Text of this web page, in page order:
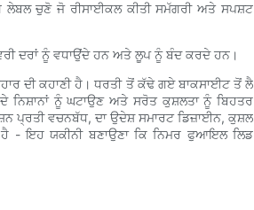
ਚੁਣੋ ਜੋ ਰੀਸਾਈਕਲ ਕੀਤੀ ਸਮੱਗਰੀ ਅਤੇ ਸਪਸ਼ਟ
ਦਰਾਂ ਨੂੰ ਵਧਾਉਂਦੇ ਹਨ ਅਤੇ ਲੂਪ ਨੂੰ ਬੰਦ ਕਰਦੇ ਹਨ।
ਦੀ ਕਹਾਣੀ ਹੈ। ਧਰਤੀ ਤੋਂ ਕੱਢੇ ਗਏ ਬਾਕਸਾਈਟ ਤੋਂ ਲੈ
ਨਿਸ਼ਾਨਾਂ ਨੂੰ ਘਟਾਉਣ ਅਤੇ ਸਰੋਤ ਕੁਸ਼ਲਤਾ ਨੂੰ ਬਿਹਤਰ
ਪ੍ਰਤੀ ਵਚਨਬੱਧ, ਦਾ ਉਦੇਸ਼ ਸਮਾਰਟ ਡਿਜ਼ਾਈਨ, ਕੁਸ਼ਲ
- ਇਹ ਯਕੀਨੀ ਬਣਾਉਣਾ ਕਿ ਨਿਮਰ ਫੁਆਇਲ ਲਿਡ